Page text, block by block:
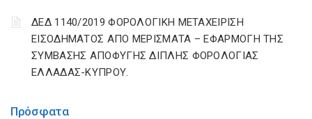
Πρόσφατα
ΔΕΔ 1140/2019 ΦΟΡΟΛΟΓΙΚΗ ΜΕΤΑΧΕΙΡΙΣΗ
ΕΙΣΟΔΗΜΑΤΟΣ ΑΠΟ ΜΕΡΙΣΜΑΤΑ – ΕΦΑΡΜΟΓΗ ΤΗΣ
ΣΥΜΒΑΣΗΣ ΑΠΟΦΥΓΗΣ ΔΙΠΛΗΣ ΦΟΡΟΛΟΓΙΑΣ
ΕΛΛΑΔΑΣ-ΚΥΠΡΟΥ.